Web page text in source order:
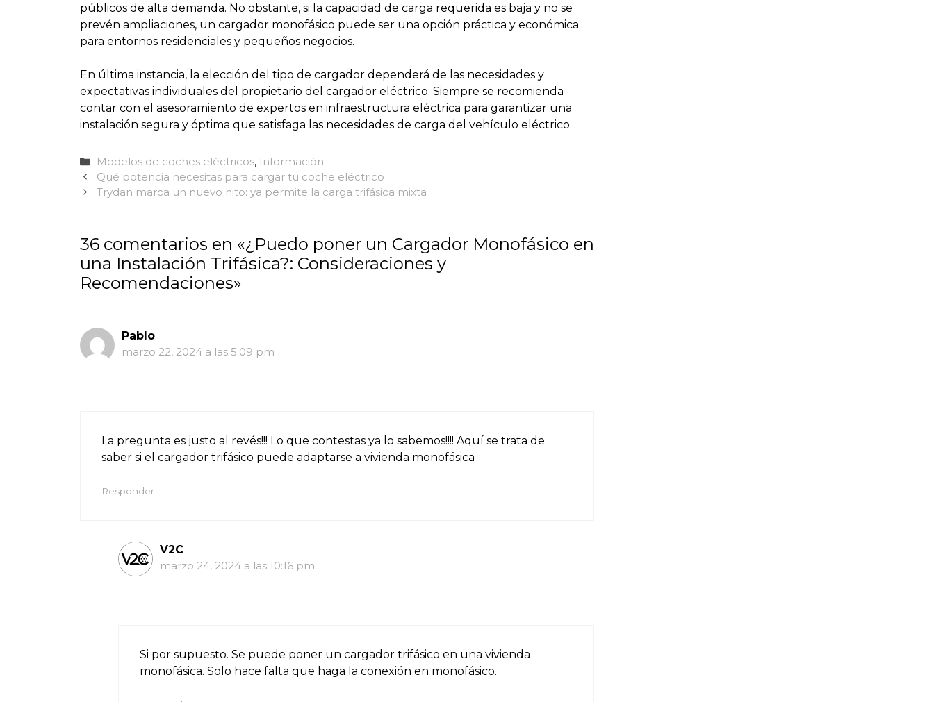
públicos de alta demanda. No obstante, si la capacidad de carga requerida es baja y no se
prevén ampliaciones, un cargador monofásico puede ser una opción práctica y económica
para entornos residenciales y pequeños negocios.
En última instancia, la elección del tipo de cargador dependerá de las necesidades y
expectativas individuales del propietario del cargador eléctrico. Siempre se recomienda
contar con el asesoramiento de expertos en infraestructura eléctrica para garantizar una
instalación segura y óptima que satisfaga las necesidades de carga del vehículo eléctrico.
Categorías
Modelos de coches eléctricos, Información
Qué potencia necesitas para cargar tu coche eléctrico
Trydan marca un nuevo hito: ya permite la carga trifásica mixta
36 comentarios en «¿Puedo poner un Cargador Monofásico en
una Instalación Trifásica?: Consideraciones y
Recomendaciones»
Pablo
marzo 22, 2024 a las 5:09 pm
La pregunta es justo al revés!!! Lo que contestas ya lo sabemos!!!! Aquí se trata de
saber si el cargador trifásico puede adaptarse a vivienda monofásica
Responder
V2C
marzo 24, 2024 a las 10:16 pm
Si por supuesto. Se puede poner un cargador trifásico en una vivienda
monofásica. Solo hace falta que haga la conexión en monofásico.